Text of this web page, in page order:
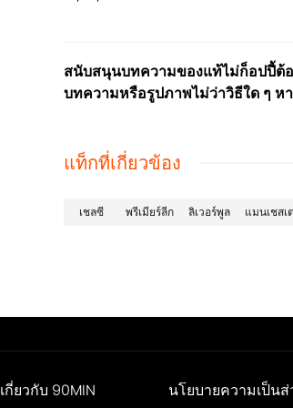
สนับสนุนบทความของแท้ไม่ก็อปปี้ต้
บทความหรือรูปภาพไม่ว่าวิธีใด ๆ
แท็กที่เกี่ยวข้อง
เชลซี พรีเมียร์ลีก ลิเวอร์พูล แมนเชสเ
เกี่ยวกับ 90MIN นโยบายความเป็น